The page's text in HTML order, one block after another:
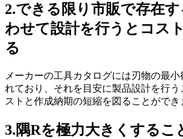
2.できる限り市販で存在
わせて設計を行うとコス
る
メーカーの工具カタログには刃物の最
れており、それを目安に製品設計を行う
ストと作成納期の短縮を図ることができ
3.隅Rを極力大きくするこ